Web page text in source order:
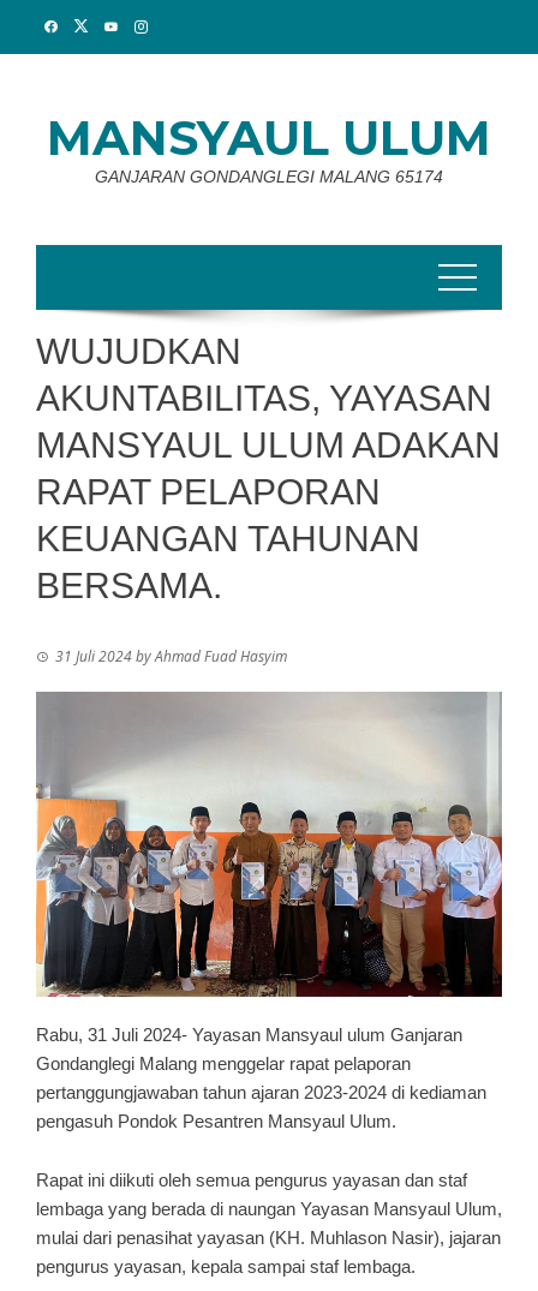
MANSYAUL ULUM
GANJARAN GONDANGLEGI MALANG 65174
WUJUDKAN
AKUNTABILITAS, YAYASAN
MANSYAUL ULUM ADAKAN
RAPAT PELAPORAN
KEUANGAN TAHUNAN
BERSAMA.
31 Juli 2024byAhmad Fuad Hasyim
Rabu, 31 Juli 2024- Yayasan Mansyaul ulum Ganjaran
Gondanglegi Malang menggelar rapat pelaporan
pertanggungjawaban tahun ajaran 2023-2024 di kediaman
pengasuh Pondok Pesantren Mansyaul Ulum.
Rapat ini diikuti oleh semua pengurus yayasan dan staf
lembaga yang berada di naungan Yayasan Mansyaul Ulum,
mulai dari penasihat yayasan (KH. Muhlason Nasir), jajaran
pengurus yayasan, kepala sampai staf lembaga.